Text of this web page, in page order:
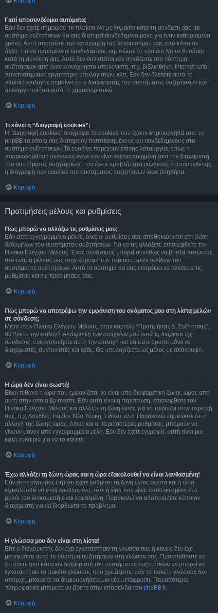
Γιατί αποσυνδέομαι αυτόματα;
Εάν δεν έχετε σημειώσει το πλαίσιο Να με θυμάσαι κατά τη σύνδεση σας, το
σύστημα συζητήσεων θα σας διατηρεί συνδεδεμένο μόνο για έναν καθορισμένο
χρόνο. Αυτό αποτρέπει την κατάχρηση του λογαριασμού σας από κάποιον
άλλο. Για να παραμείνετε συνδεδεμένοι, σημειώστε το πλαίσιο Να με θυμάσαι
κατά τη σύνδεση σας. Αυτό δεν συνιστάται εάν συνδέεστε στο σύστημα
συζητήσεων από έναν κοινόχρηστο υπολογιστή, π.χ. βιβλιοθήκη, internet cafe,
πανεπιστημιακό εργαστήριο υπολογιστών, κλπ. Εάν δεν βλέπετε αυτό το
πλαίσιο επιλογής σημαίνει ότι ο διαχειριστής του συστήματος συζητήσεων έχει
απενεργοποιήσει αυτό το χαρακτηριστικό.
Κορυφή
Τι κάνει η “Διαγραφή cookies”;
Η “Διαγραφή cookies” διαγράφει τα cookies που έχουν δημιουργηθεί από το
phpBB τα οποία σας διατηρούν πιστοποιημένους και συνδεδεμένους στο
σύστημα συζητήσεων. Τα cookies παρέχουν επίσης λειτουργίες όπως η
παρακολούθηση αναγνωσμένων εάν είναι ενεργοποιημένη από τον διαχειριστή
του συστήματος συζητήσεων. Εάν έχετε προβλήματα σύνδεσης ή αποσύνδεσης,
η διαγραφή των cookies του συστήματος συζητήσεων ίσως βοηθήσει.
Κορυφή
Προτιμήσεις μέλους και ρυθμίσεις
Πώς μπορώ να αλλάξω τις ρυθμίσεις μου;
Εάν είστε εγγεγραμμένο μέλος, όλες οι ρυθμίσεις σας αποθηκεύονται στη βάση
δεδομένων του συστήματος συζητήσεων. Για να τις αλλάξετε, επισκεφθείτε τον
Πίνακα Ελέγχου Μέλους. Ένας σύνδεσμος μπορεί συνήθως να βρεθεί πατώντας
στο όνομα μέλους σας στην κορυφή των περισσότερων σελίδων του
συστήματος συζητήσεων. Αυτό το σύστημα θα σας επιτρέψει να αλλάξετε τις
ρυθμίσεις και τις προτιμήσεις σας.
Κορυφή
Πώς μπορώ να αποτρέψω την εμφάνιση του ονόματος μου στη λίστα μελών
σε σύνδεση;
Μέσα στον Πίνακα Ελέγχου Μέλους, στην καρτέλα “Προτιμήσεις Δ. Συζήτησης”,
θα βρείτε την επιλογήΑπόκρυψη των στοιχείων μου κατά τη διάρκεια της
σύνδεσης. Ενεργοποιήστε αυτή την επιλογή και θα είστε ορατοί μόνο σε
διαχειριστές, συντονιστές και εσάς. Θα υπολογίζεστε ως μέλος με απόκρυψη.
Κορυφή
Η ώρα δεν είναι σωστή!
Είναι πιθανό η ώρα που εμφανίζεται να είναι από διαφορετική ζώνης ώρας από
αυτή στην οποία βρίσκεστε. Εάν αυτή είναι η περίπτωση, επισκεφθείτε τον
Πίνακα Ελέγχου Μέλους και αλλάξτε τη ζώνη ώρας για να ταιριάζει στην περιοχή
σας, π.χ. Λονδίνο, Παρίσι, Νέα Υόρκη, Σίδνεϋ, κλπ. Παρακαλώ σημειώστε ότι η
αλλαγή της ζώνης ώρας, όπως και οι περισσότερες ρυθμίσεις, μπορούν να
γίνουν μόνον από εγγεγραμμένα μέλη. Εάν δεν έχετε εγγραφεί, αυτή είναι μια
καλή ευκαιρία για να το κάνετε.
Κορυφή
Έχω αλλάξει τη ζώνη ώρας και η ώρα εξακολουθεί να είναι λανθασμένη!
Εάν είστε σίγουρος (-η) ότι έχετε ρυθμίσει τη ζώνη ώρας σωστά και η ώρα
εξακολουθεί να είναι λανθασμένη, τότε ή ώρα που είναι αποθηκευμένη στο
ρολόι του διακομιστή είναι εσφαλμένη. Παρακαλώ να ειδοποιήσετε κάποιον
διαχειριστή για να διορθώσει το πρόβλημα.
Κορυφή
Η γλώσσα μου δεν είναι στη λίστα!
Είτε ο διαχειριστής δεν έχει εγκαταστήσει τη γλώσσα σας ή κανείς δεν έχει
μεταφράσει αυτό το σύστημα συζητήσεων στη γλώσσα σας. Προσπαθήστε να
ζητήσετε από κάποιον διαχειριστή του συστήματος συζητήσεων αν μπορεί να
εγκαταστήσει το πακέτο γλώσσας που χρειάζεστε. Εάν το πακέτο γλώσσας δεν
υπάρχει, μπορείτε να δημιουργήσετε μια νέα μετάφραση. Περισσότερες
πληροφορίες μπορείτε να βρείτε στην ιστοσελίδα του phpBB®.
Κορυφή